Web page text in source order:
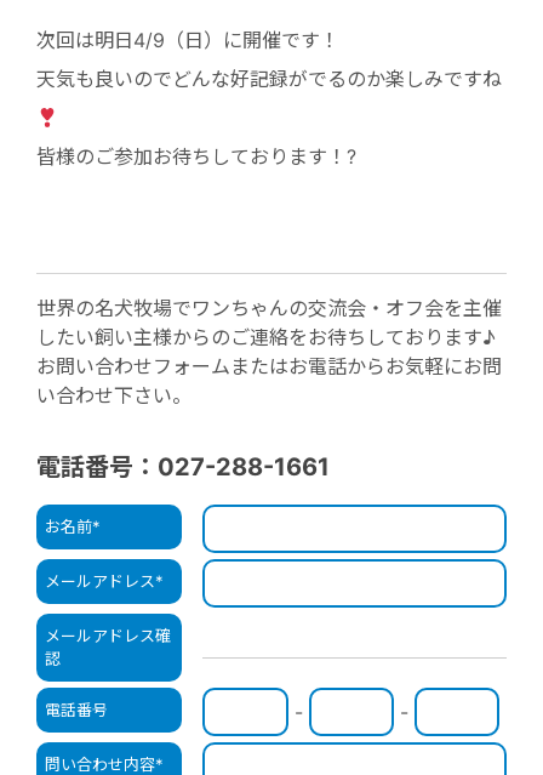
次回は明日4/9（日）に開催です！
天気も良いのでどんな好記録がでるのか楽しみですね
皆様のご参加お待ちしております！?
世界の名犬牧場でワンちゃんの交流会・オフ会を主催
したい飼い主様からのご連絡をお待ちしております♪
お問い合わせフォームまたはお電話からお気軽にお問
い合わせ下さい。
電話番号：027-288-1661
お名前*
メールアドレス*
メールアドレス確
認
電話番号 - -
問い合わせ内容*